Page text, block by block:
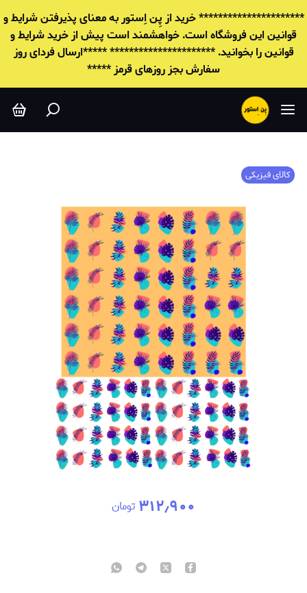
********************** خرید از پِن اِستور به معنای پذیرفتن شرایط و
قوانين این فروشگاه است. خواهشمند است پیش از خرید شرایط و
قوانين را بخوانید. ********************** *****ارسال فردای روز
سفارش بجز روزهای قرمز *****
کالای فیزیکی
۳۱۲٫۹۰۰ تومان